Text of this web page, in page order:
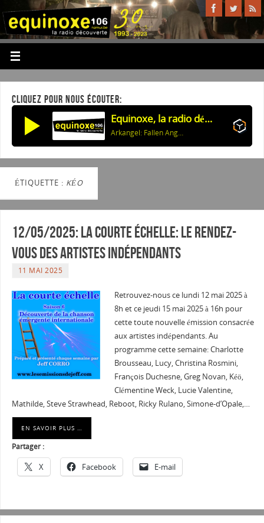
CLIQUEZ POUR NOUS ÉCOUTER:
Equinoxe, la radio découverte
Arkangel: Fallen Angels We Are
ÉTIQUETTE : KÉO
12/05/2025: La courte échelle: Le rendez-
vous des artistes indépendants
11 MAI 2025
Retrouvez-nous ce lundi 12 mai 2025 à
8h et ce jeudi 15 mai 2025 à 16h pour
cette toute nouvelle émission consacrée
aux artistes indépendants. Au
programme cette semaine: Charlotte
Brousseau, Lucy, Christina Rosmini,
François Duchesne, Greg Novan, Kéö,
Clémentine Weck, Lucie Valentine,
Mathilde, Steve Strawhead, Reboot, Ricky Rulano, Simone-d’Opale,…
EN SAVOIR PLUS …
Partager :
X Facebook E-mail